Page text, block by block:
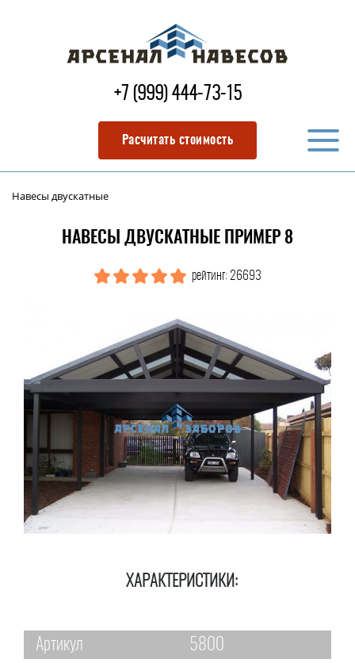
+7 (999) 444-73-15
Расчитать стоимость
Навесы двускатные
НАВЕСЫ ДВУСКАТНЫЕ ПРИМЕР 8
рейтинг: 26693
ХАРАКТЕРИСТИКИ:
Артикул
5800